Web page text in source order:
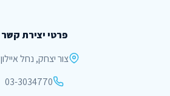
פרטי יצירת קשר
צור יצחק, נחל איילון 20
03-3034770